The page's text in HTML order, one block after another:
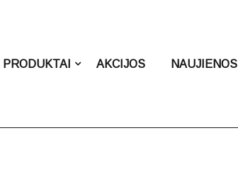
PRODUKTAI AKCIJOS NAUJIENOS